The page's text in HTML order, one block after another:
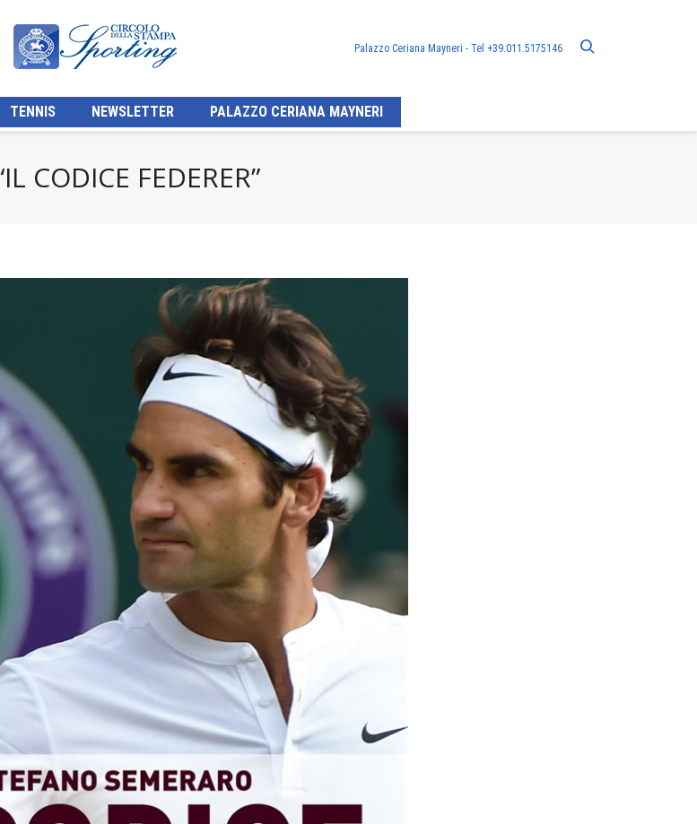
Palazzo Ceriana Mayneri - Tel +39.011.5175146
TENNIS NEWSLETTER PALAZZO CERIANA MAYNERI
CODICE FEDERER”